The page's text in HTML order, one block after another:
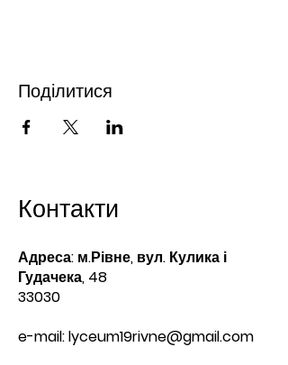
Поділитися
Контакти
Адреса: м.Рівне, вул. Кулика і
Гудачека, 48
33030
e-mail:lyceum19rivne@gmail.com